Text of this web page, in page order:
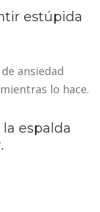
estúpida
ansiedad
lo hace.
espalda